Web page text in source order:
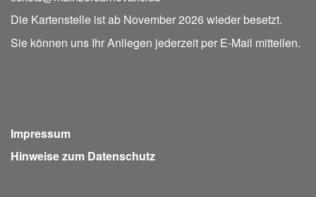
Die Kartenstelle ist ab November 2026 wieder besetzt.
Sie können uns Ihr Anliegen jederzeit per E-Mail mitteilen.
Impressum
Hinweise zum Datenschutz